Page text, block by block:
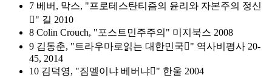
7 베버, 막스, "프로테스탄티즘의 윤리와 자본주의 정신
" 길 2010
8 Colin Crouch, "포스트민주주의" 미지북스 2008
9 김동춘, "트라우마로읽는 대한민국" 역사비평사 20-
45, 2014
10 김덕영, "짐멜이냐 베버냐" 한울 2004